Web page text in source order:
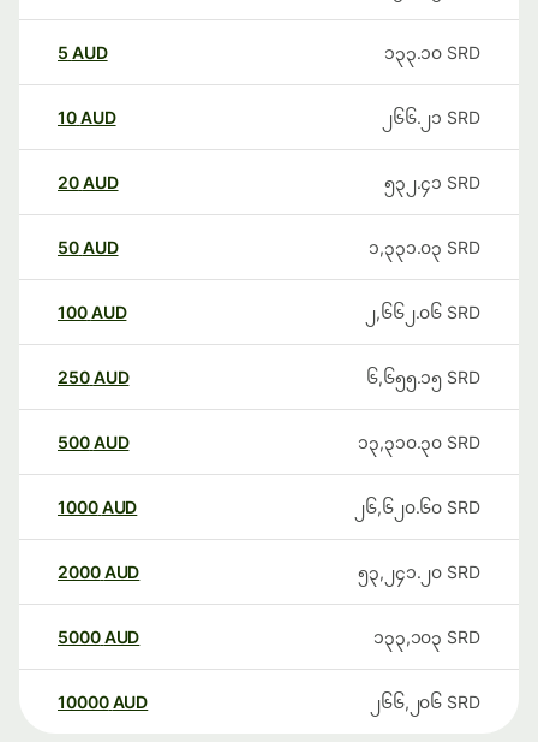
5 AUD ၁၃၃.၁၀ SRD
10AUD ၂၆၆.၂၁ SRD
20AUD ၅၃၂.၄၁ SRD
50AUD ၁,၃၃၁.၀၃ SRD
100AUD ၂,၆၆၂.၀၆ SRD
250AUD ၆,၆၅၅.၁၅ SRD
500AUD ၁၃,၃၁၀.၃၀ SRD
1000AUD ၂၆,၆၂၀.၆၀ SRD
2000AUD ၅၃,၂၄၁.၂၀ SRD
5000AUD ၁၃၃,၁၀၃ SRD
10000 AUD ၂၆၆,၂၀၆ SRD